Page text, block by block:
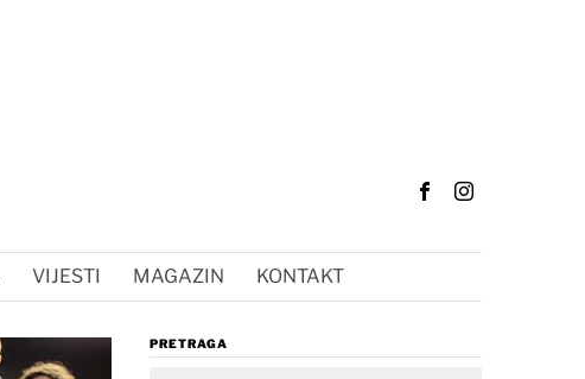
VIJESTI MAGAZIN KONTAKT
PRETRAGA